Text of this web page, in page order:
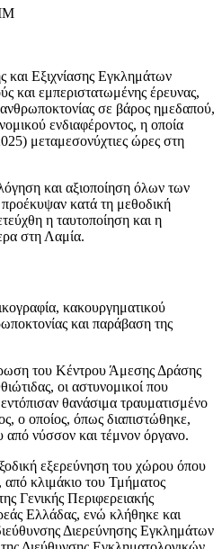
και Εξιχνίασης Εγκλημάτων
και εμπεριστατωμένης έρευνας,
σε βάρος ημεδαπού,
ενδιαφέροντος, η οποία
μεταμεσονύχτιες ώρες στη
και αξιοποίηση όλων των
κατά τη μεθοδική
η ταυτοποίηση και η
στη Λαμία.
κακουργηματικού
και παράβαση της
του Κέντρου Άμεσης Δράσης
οι αστυνομικοί που
θανάσιμα τραυματισμένο
ο οποίος, όπως διαπιστώθηκε,
νύσσον και τέμνον όργανο.
εξερεύνηση του χώρου όπου
κλιμάκιο του Τμήματος
Γενικής Περιφερειακής
Ελλάδας, ενώ κλήθηκε και
Διερεύνησης Εγκλημάτων